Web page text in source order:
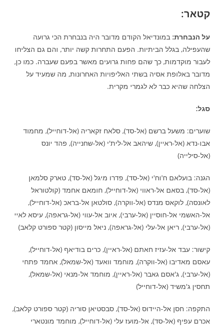
קטאר:
על הנבחרת: במונדיאל הקודם מדובר היה בנבחרת הכי גרועה
שהעפילה, בגלל הביתיות. הפעם התחרות קשה יותר, והם גם הצליחו
לעבור מוקדמות, כך שהם פחות גרועים מאשר בפעם שעברה. כמו כן,
מדובר באלופת אסיה בשתי האליפויות האחרונות, מה שמעיד על
הצלחה שהיא כבר לא לגמרי מקרית.
סגל:
שוערים: משעל ברשם (אל-סד), סלאח זקאריה (אל-דוחייל), מחמוד
אבו-נדא (אל-ראיין), שיהאב אל-לית'י (אל-שחנייה), פהד יונס
(אל-סילייה)
הגנה: בועלאם ח'וח'י (אל-סד), פדרו מיגל (אל-סד), טארק סלמאן
(אל-סד), בסאם אל-ראווי (אל-דוחייל), חומאם אחמד (קולטוראל
לאונסה), לוקאס מנדס (אל-ווקרה), סולטאן אל-בראכ (אל-דוחייל),
אל-האשמי אל-חוסיין (אל-ערבי), איוב אל-עווי (אל-גראפה), עיסא לאיי
(אל-ערבי), ריאן אל-עלי (אל-גראפה), ניאל מייסון (קטר ספורט קלאב)
קישור: עבד אל-עזיז חאתם (אל-ראיין), כרים בודיאף (אל-דוחייל),
עאסם מאדיבו (אל-ווקרה), מוחמד וואעד (אל-שמאל), אחמד פתחי
(אל-ערבי), ג'אסם גאבר (אל-ראיין), מוחמד אל-מנאי (אל-שמאל),
תחסין ג'משיד (אל-דוחייל)
התקפה: חסן אל-היידוס (אל-סד), סבסטיאן סוריה (קטר ספורט קלאב),
אכרם עפיף (אל-סד), אל-מועז עלי (אל-דוחייל), מוחמד מונטארי